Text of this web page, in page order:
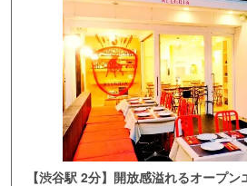
【渋谷駅 2分】開放感溢れるオープン